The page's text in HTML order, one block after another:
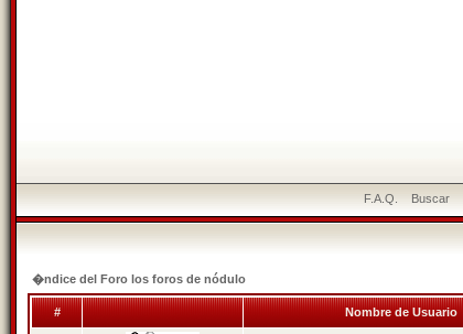
F.A.Q. Buscar
�ndice del Foro los foros de nódulo
# Nombre de Usuario